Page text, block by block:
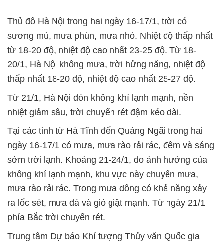
Thủ đô Hà Nội trong hai ngày 16-17/1, trời có
sương mù, mưa phùn, mưa nhỏ. Nhiệt độ thấp nhất
từ 18-20 độ, nhiệt độ cao nhất 23-25 độ. Từ 18-
20/1, Hà Nội không mưa, trời hửng nắng, nhiệt độ
thấp nhất 18-20 độ, nhiệt độ cao nhất 25-27 độ.
Từ 21/1, Hà Nội đón không khí lạnh mạnh, nền
nhiệt giảm sâu, trời chuyển rét đậm kéo dài.
Tại các tỉnh từ Hà Tĩnh đến Quảng Ngãi trong hai
ngày 16-17/1 có mưa, mưa rào rải rác, đêm và sáng
sớm trời lạnh. Khoảng 21-24/1, do ảnh hưởng của
không khí lạnh mạnh, khu vực này chuyển mưa,
mưa rào rải rác. Trong mưa dông có khả năng xảy
ra lốc sét, mưa đá và gió giật mạnh. Từ ngày 21/1
phía Bắc trời chuyển rét.
Trung tâm Dự báo Khí tượng Thủy văn Quốc gia